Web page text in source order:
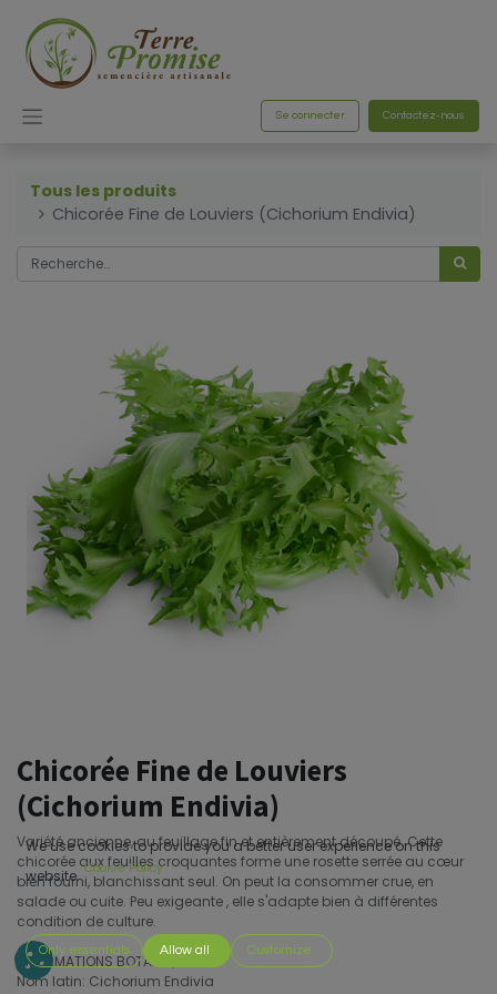
Se connecter Contactez-nous
Tous les produits
Chicorée Fine de Louviers (Cichorium Endivia)
Chicorée Fine de Louviers
(Cichorium Endivia)
Variété ancienne, au feuillage fin et entièrement découpé. Cette
chicorée aux feuilles croquantes forme une rosette serrée au cœur
bien fourni, blanchissant seul. On peut la consommer crue, en
salade ou cuite. Peu exigeante , elle s'adapte bien à différentes
condition de culture.
INFORMATIONS BOTANIQUES
Nom latin: Cichorium Endivia
We use cookies to provide you a better user experience on this
website. Cookie Policy
Only essentials Allow all Customize